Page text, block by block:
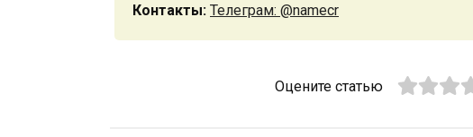
Контакты: Телеграм: @namecr
Оцените статью